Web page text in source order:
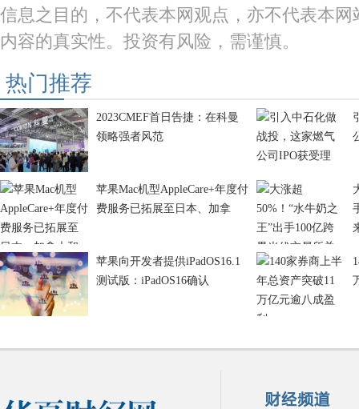
信息之目的，不代表本网观点，亦不代表本
内容的真实性。投资有风险，需谨慎。
热门推荐
2023CMEF首日告捷：在科曼
领略强者风范
苹果Mac机型AppleCare+年度付
费服务已拓展至日本、加拿
苹果向开发者提供iPadOS16.1
测试版：iPadOS16确认